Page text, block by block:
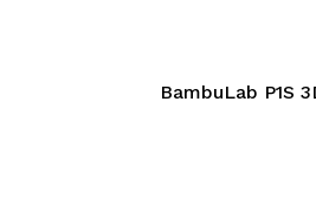
BambuLab P1S